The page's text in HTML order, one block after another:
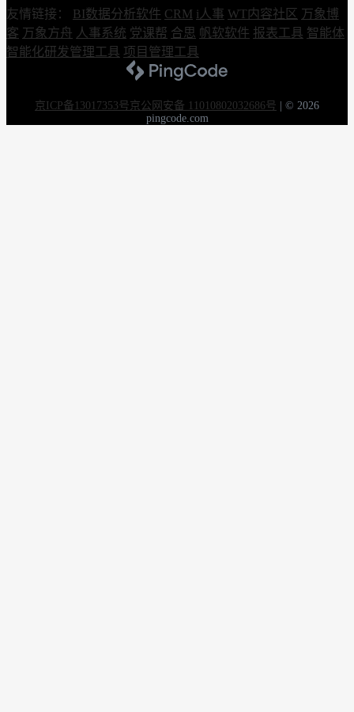
友情链接： BI数据分析软件 CRM i人事 WT内容社区 万象博
客 万象方舟 人事系统 党课帮 合思 帆软软件 报表工具 智能体
智能化研发管理工具 项目管理工具
京ICP备13017353号京公网安备 11010802032686号
© 2026
pingcode.com